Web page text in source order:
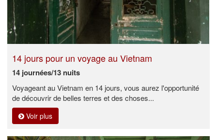
14 jours pour un voyage au Vietnam
14 journées/13 nuits
Voyageant au Vietnam en 14 jours, vous aurez l'opportunité
de découvrir de belles terres et des choses...
Voir plus